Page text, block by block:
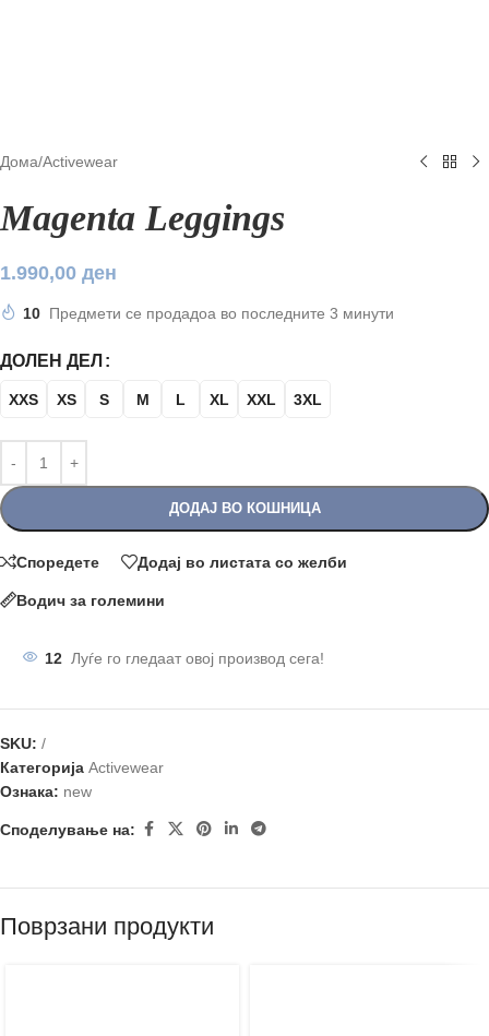
Дома/Аctivewear
Magenta Leggings
1.990,00 ден
10 Предмети се продадоа во последните 3 минути
ДОЛЕН ДЕЛ
XXS XS S M L XL XXL 3XL
ДОДАЈ ВО КОШНИЦА
Споредете Додај во листата со желби
Водич за големини
12 Луѓе го гледаат овој производ сега!
SKU: /
Категорија Аctivewear
Ознака: new
Споделување на:
Поврзани продукти